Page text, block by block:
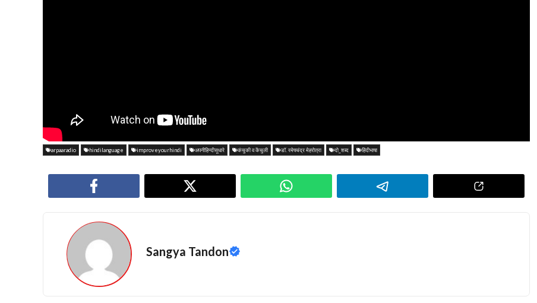
arpaaradio hindilanguage improveyourhindi अपनीहिन्दीसूधारे कंचुकी व केंचुली डॉ. रमेषचंद्र मेहरोत्रा दो_शब्द हिंदीभाषा
Sangya Tandon